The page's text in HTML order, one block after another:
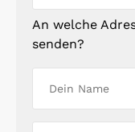
An welche
senden?